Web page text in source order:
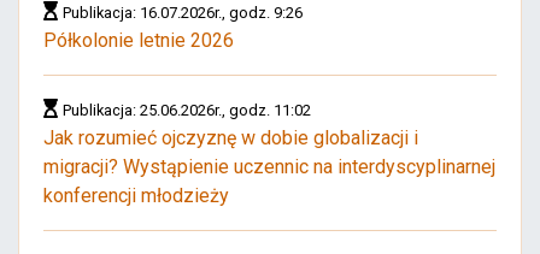
Publikacja: 16.07.2026r., godz. 9:26
Półkolonie letnie 2026
Publikacja: 25.06.2026r., godz. 11:02
Jak rozumieć ojczyznę w dobie globalizacji i
migracji? Wystąpienie uczennic na interdyscyplinarnej
konferencji młodzieży